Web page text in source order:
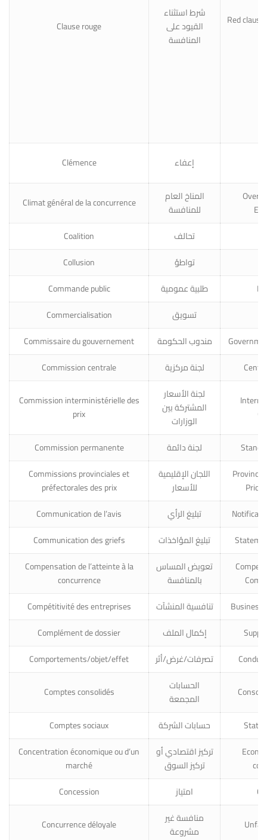
Clause rouge
شرط استثناء
القيود على
المنافسة
Red
Clémence إعفاء
Climat général de la concurrence
المناخ العام
للمنافسة
Coalition
تحالف
Collusion
تواطؤ
Commande public
طلبية عمومية
Commercialisation
تسويق
Commissaire du gouvernement
مندوب الحكومة
Commission centrale
لجنة مركزية
Commission interministérielle des
prix
لجنة الأسعار
المشتركة بين
الوزارات
Commission permanente لجنة دائمة
Commissions provinciales et
préfectorales des prix
اللجان الإقليمية
للأسعار
Price
Communication de l’avis
تبليغ الرأي
Communication des griefs
تبليغ المؤاخذات
Compensation de l’atteinte à la
concurrence
تعويض المساس
بالمنافسة
Compétitivité des entreprises
تنافسية المنشآت
Complément de dossier
إكمال الملف
Comportements/objet/effet
تصرفات/غرض/أثر
Comptes consolidés
الحسابات
المجمعة
Comptes sociaux حسابات الشركة
Concentration économique ou d’un
marché
تركيز اقتصادي أو
تركيز السوق
Concession
امتياز
Concurrence déloyale
منافسة غير
مشروعة